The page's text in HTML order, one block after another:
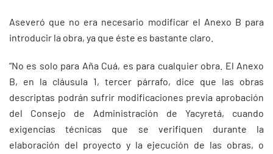
Aseveró que no era necesario modificar el Anexo B para
introducir la obra, ya que éste es bastante claro.
“No es solo para Aña Cuá, es para cualquier obra. El Anexo
B, en la cláusula 1, tercer párrafo, dice que las obras
descriptas podrán sufrir modificaciones previa aprobación
del Consejo de Administración de Yacyretá, cuando
exigencias técnicas que se verifiquen durante la
elaboración del proyecto y la ejecución de las obras, o